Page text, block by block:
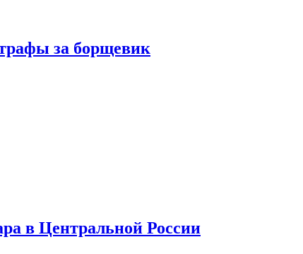
за борщевик
в Центральной России